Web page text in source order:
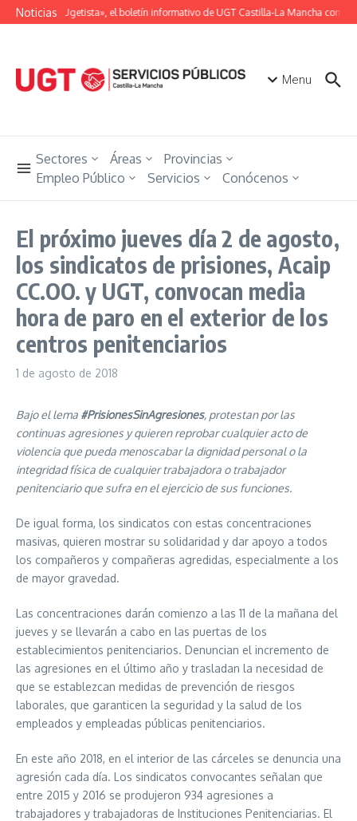
Saltar al contenido
Noticias
«Unión Ugetista», el boletín informativo de UGT Castilla-La Mancha con
Menu
Sectores Áreas
Provincias
Empleo Público
Servicios Conócenos
El próximo jueves día 2 de agosto,
los sindicatos de prisiones, Acaip
CC.OO. y UGT, convocan media
hora de paro en el exterior de los
centros penitenciarios
1 de agosto de 2018
Bajo el lema #PrisionesSinAgresiones, protestan por las
continuas agresiones y quieren reprobar cualquier acto de
violencia que pueda menoscabar la dignidad personal o la
integridad física de cualquier trabajadora o trabajador
penitenciario que sufra en el ejercicio de sus funciones.
De igual forma, los sindicatos con estas concentraciones
masivas, quieren mostrar su solidaridad y dar apoyo a todos
los compañeros y compañeras agredidas, especialmente a los
de mayor gravedad.
Las concentraciones darán comienzo a las 11 de la mañana del
jueves y se llevarán a cabo en las puertas de los
establecimientos penitenciarios. Denuncian el incremento de
las agresiones en el último año y trasladan la necesidad de
que se establezcan medidas de prevención de riesgos
laborales, que garanticen la seguridad y la salud de los
empleados y empleadas públicas penitenciarios.
En este año 2018, en el interior de las cárceles se denuncia una
agresión cada día. Los sindicatos convocantes señalan que
entre 2015 y 2016 se produjeron 934 agresiones a
trabajadores y trabajadoras de Instituciones Penitenciarias. El